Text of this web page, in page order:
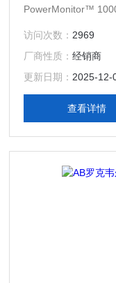
PowerMonitor™
有能量监视系统集成
5®、SLC®、
PowerMonitor™
访问次数： 2969
厂商性质：经销商
更新日期： 2025-12-
查看详情